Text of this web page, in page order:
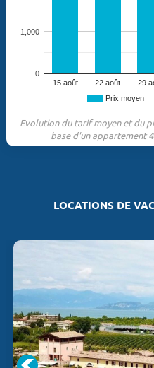
Prix moyen
15 août 22 août 29
0
1,000
Evolution du tarif moyen et du
base d'un appartement
LOCATIONS DE